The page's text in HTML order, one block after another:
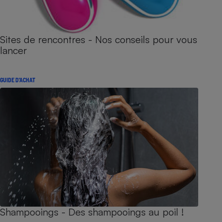
Sites de rencontres - Nos conseils pour vous
lancer
GUIDE D'ACHAT
Shampooings - Des shampooings au poil !